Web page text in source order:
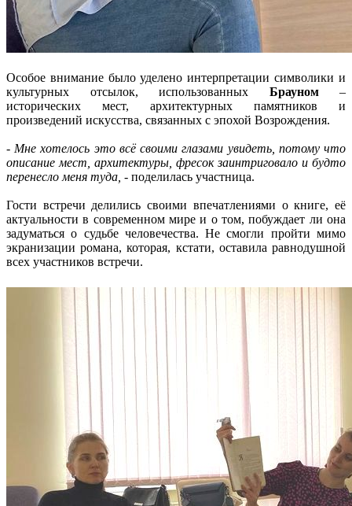
Особое внимание было уделено интерпретации символики и
культурных отсылок, использованных Брауном–
исторических мест, архитектурных памятников и
произведений искусства, связанных с эпохой Возрождения.
- Мне хотелось это всё своими глазами увидеть, потому что
описание мест, архитектуры, фресок заинтриговало и будто
перенесло меня туда, - поделилась участница.
Гости встречи делились своими впечатлениями о книге, её
актуальности в современном мире и о том, побуждает ли она
задуматься о судьбе человечества. Не смогли пройти мимо
экранизации романа, которая, кстати, оставила равнодушной
всех участников встречи.